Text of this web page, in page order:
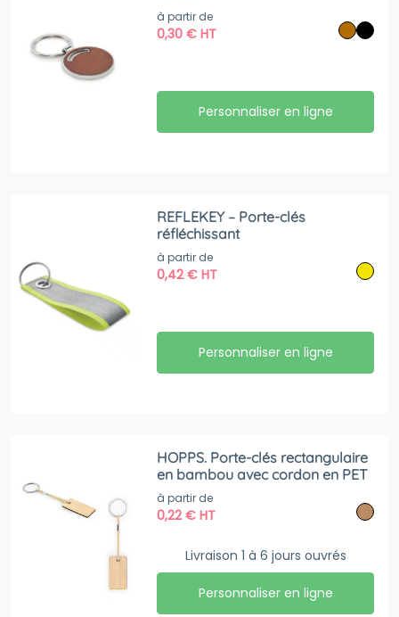
à partir de
0,30€ HT
Personnaliser en ligne
REFLEKEY – Porte-clés
réfléchissant
à partir de
0,42€ HT
Personnaliser en ligne
HOPPS. Porte-clés rectangulaire
en bambou avec cordon en PET
à partir de
0,22€ HT
Livraison 1 à 6 jours ouvrés
Personnaliser en ligne